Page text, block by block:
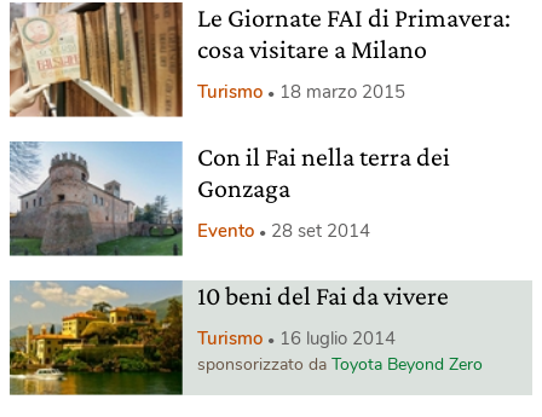
Le Giornate FAI di Primavera:
cosa visitare a Milano
Turismo 18 marzo 2015
Con il Fai nella terra dei
Gonzaga
Evento 28 set 2014
10 beni del Fai da vivere
Turismo 16 luglio 2014
sponsorizzato da Toyota Beyond Zero